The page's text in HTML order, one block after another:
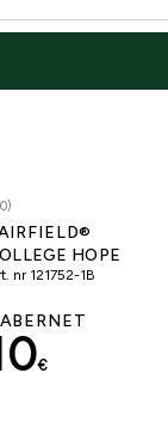
HOPE
nr 121752-1B
€